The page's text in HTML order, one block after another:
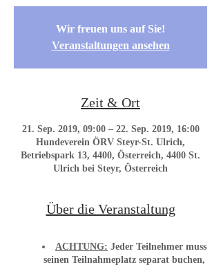
Wir freuen uns auf Sie!
Veranstaltungen ansehen
Zeit & Ort
21. Sep. 2019, 09:00 – 22. Sep. 2019, 16:00
Hundeverein ÖRV Steyr-St. Ulrich,
Betriebspark 13, 4400, Österreich, 4400 St.
Ulrich bei Steyr, Österreich
Über die Veranstaltung
ACHTUNG: Jeder Teilnehmer muss
seinen Teilnahmeplatz separat buchen,